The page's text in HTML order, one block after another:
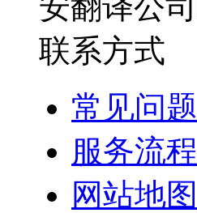
常见问题
服务流程
网站地图